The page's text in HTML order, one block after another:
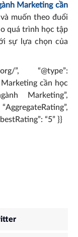
Marketing cần
muốn theo đuổi
quá trình học tập
sự lựa chọn của
”, “@type”:
Marketing cần học
Marketing”,
“5” }}